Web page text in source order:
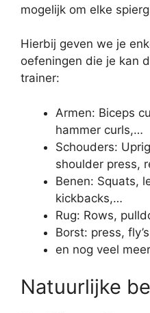
mogelijk om elke
Hierbij geven we je
oefeningen die je kan
trainer:
Armen: Biceps
hammer curls,…
Schouders:
shoulder press,
Benen: Squats,
kickbacks,…
Rug: Rows,
Borst: press,
en nog veel
Natuurlijke